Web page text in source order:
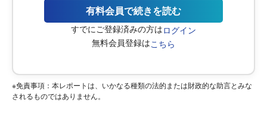
有料会員で続きを読む
すでにご登録済みの方はログイン
無料会員登録はこちら
※免責事項：本レポートは、いかなる種類の法的または財政的な助言とみな
されるものではありません。